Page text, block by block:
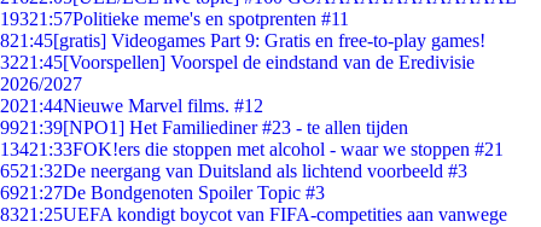
19321:57Politieke meme's en spotprenten #11
821:45[gratis] Videogames Part 9: Gratis en free-to-play games!
3221:45[Voorspellen] Voorspel de eindstand van de Eredivisie
2026/2027
2021:44Nieuwe Marvel films. #12
9921:39[NPO1] Het Familiediner #23 - te allen tijden
13421:33FOK!ers die stoppen met alcohol - waar we stoppen #21
6521:32De neergang van Duitsland als lichtend voorbeeld #3
6921:27De Bondgenoten Spoiler Topic #3
8321:25UEFA kondigt boycot van FIFA-competities aan vanwege